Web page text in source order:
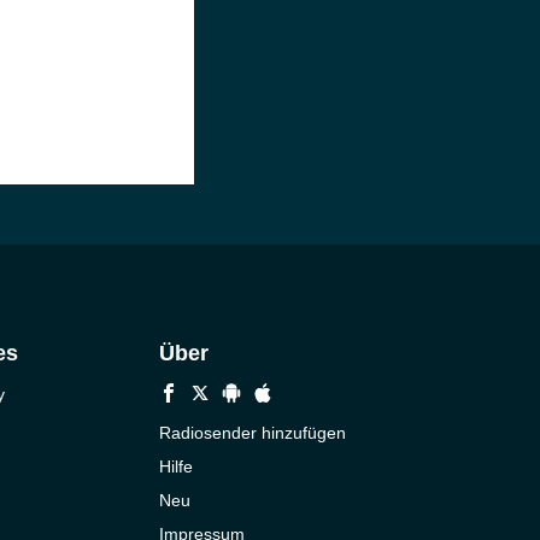
Über
Radiosender hinzufügen
Hilfe
Neu
Impressum